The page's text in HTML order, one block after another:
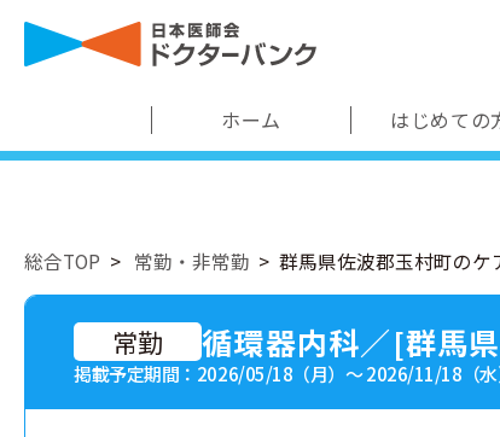
ホーム はじめての
総合TOP 常勤・非常勤 群馬県佐波郡玉村町のケ
常勤 循環器内科／[群馬
掲載予定期間：2026/05/18（月）〜 2026/11/18